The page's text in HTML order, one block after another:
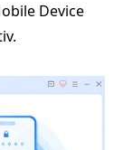
Device